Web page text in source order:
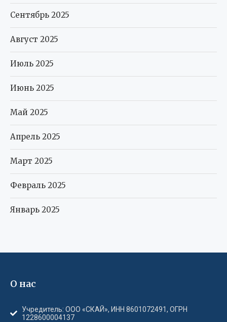
Сентябрь 2025
Август 2025
Июль 2025
Июнь 2025
Май 2025
Апрель 2025
Март 2025
Февраль 2025
Январь 2025
О нас
Учредитель: ООО «СКАЙ», ИНН 8601072491, ОГРН
1228600004137